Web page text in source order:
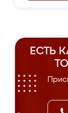
ЕСТЬ